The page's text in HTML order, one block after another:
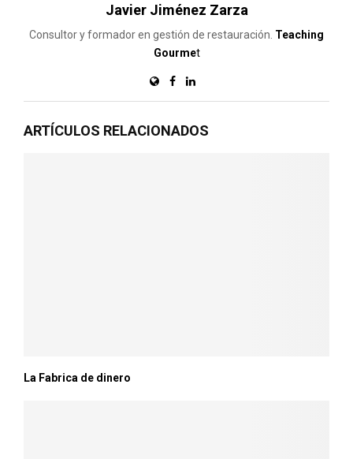
Javier Jiménez Zarza
Consultor y formador en gestión de restauración. Teaching
Gourmet
ARTÍCULOS RELACIONADOS
La Fabrica de dinero